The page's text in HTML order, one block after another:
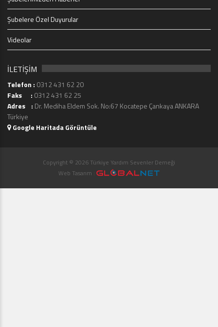
Şubelere Özel Duyurular
Videolar
İLETİŞİM
Telefon : 0312 431 62 20
Faks : 0312 431 62 25
Adres : Dr. Mediha Eldem Sok. No:67 Kocatepe Çankaya ANKARA
Türkiye
Google Haritada Görüntüle
Copyright © 2026 Türkiye Yardım Sevenler Derneği
Web Tasarım :